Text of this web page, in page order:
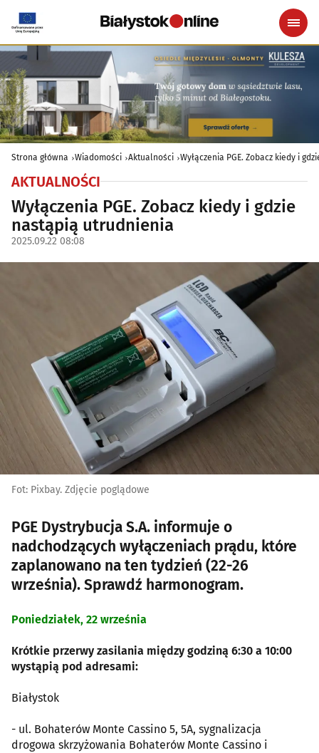
Strona główna Wiadomości Aktualności Wyłączenia PGE. Zobacz kiedy i
AKTUALNOŚCI
Wyłączenia PGE. Zobacz kiedy i gdzie
nastąpią utrudnienia
2025.09.22 08:08
Fot: Pixbay. Zdjęcie poglądowe
PGE Dystrybucja S.A. informuje o
nadchodzących wyłączeniach prądu, które
zaplanowano na ten tydzień (22-26
września). Sprawdź harmonogram.
Poniedziałek, 22 września
Krótkie przerwy zasilania między godziną 6:30 a 10:00
wystąpią pod adresami:
Białystok
- ul. Bohaterów Monte Cassino 5, 5A, sygnalizacja
drogowa skrzyżowania Bohaterów Monte Cassino i